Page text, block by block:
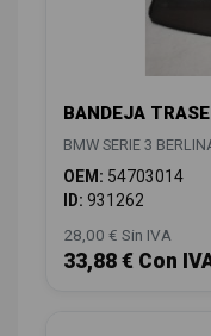
BANDEJA
BMW SERIE 3
OEM: 54703014
ID: 931262
28,00 € Sin IVA
33,88 € Con